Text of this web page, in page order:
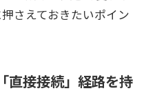
さえておきたいポイン
接接続」経路を持